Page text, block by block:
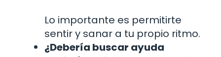
Lo importante es permitirte
sentir y sanar a tu propio ritmo.
¿Debería buscar ayuda